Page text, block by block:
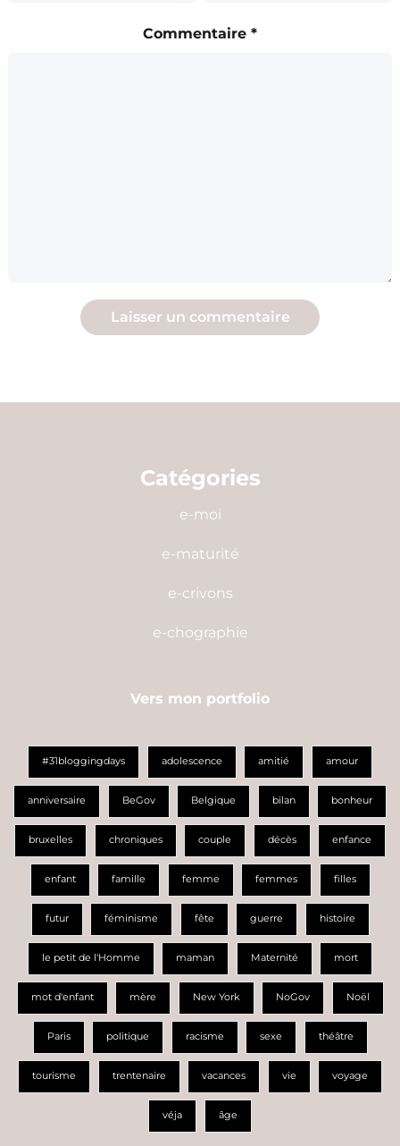
Commentaire *
Catégories
e-moi
e-maturité
e-crivons
e-chographie
Vers mon portfolio
#31bloggingdays adolescence amitié amour
anniversaire BeGov Belgique bilan bonheur
bruxelles chroniques couple décès enfance
enfant famille femme femmes filles
futur féminisme fête guerre histoire
le petit de l'Homme maman Maternité mort
mot d'enfant mère New York NoGov Noël
Paris politique racisme sexe théâtre
tourisme trentenaire vacances vie voyage
véja âge